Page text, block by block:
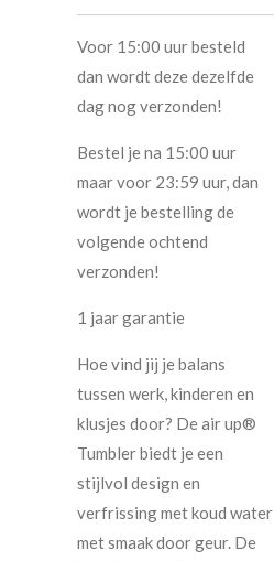
Voor 15:00 uur besteld
dan wordt deze dezelfde
dag nog verzonden!
Bestel je na 15:00 uur
maar voor 23:59 uur, dan
wordt je bestelling de
volgende ochtend
verzonden!
1 jaar garantie
Hoe vind jij je balans
tussen werk, kinderen en
klusjes door? De air up®
Tumbler biedt je een
stijlvol design en
verfrissing met koud water
met smaak door geur. De